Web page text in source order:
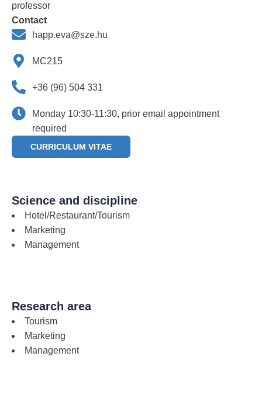
professor
Contact
happ.eva@sze.hu
MC215
+36 (96) 504 331
Monday 10:30-11:30, prior email appointment
required
CURRICULUM VITAE
Science and discipline
Hotel/Restaurant/Tourism
Marketing
Management
Research area
Tourism
Marketing
Management